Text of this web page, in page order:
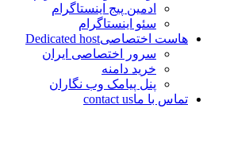
ادمین پیج اینستاگرام
سئو اینستاگرام
هاست اختصاصیDedicated host
سرور اختصاصی ایران
خرید دامنه
پنل پیامک وب نگاران
تماس با ماcontact us